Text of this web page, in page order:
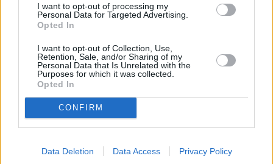
I want to opt-out of processing my
Personal Data for Targeted Advertising.
Opted In
I want to opt-out of Collection, Use,
Retention, Sale, and/or Sharing of my
Personal Data that Is Unrelated with the
Purposes for which it was collected.
Opted In
CONFIRM
Data Deletion Data Access Privacy Policy
Lanzarote Larnaka
Los Angeles
Mangalia Marseille Melbourne
Menorca
Mexico City
Miami